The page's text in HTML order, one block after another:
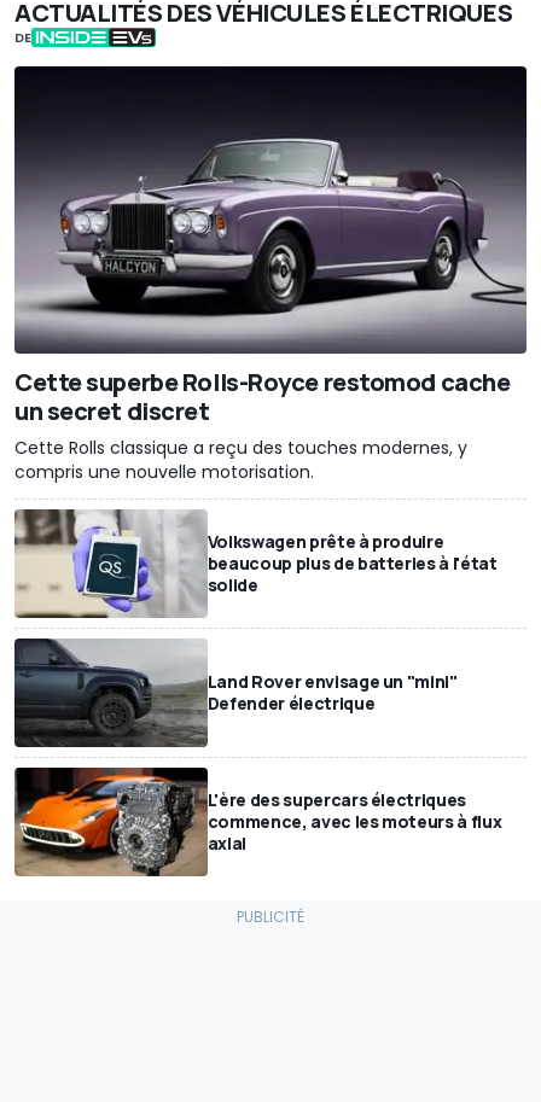
ACTUALITÉS DES VÉHICULES ÉLECTRIQUES
DE
Cette superbe Rolls-Royce restomod cache
un secret discret
Cette Rolls classique a reçu des touches modernes, y
compris une nouvelle motorisation.
Volkswagen prête à produire
beaucoup plus de batteries à l'état
solide
Land Rover envisage un "mini"
Defender électrique
L'ère des supercars électriques
commence, avec les moteurs à flux
axial